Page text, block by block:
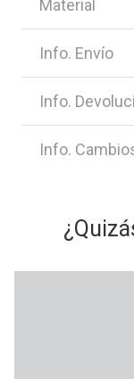
Material
Info. Envío
Info.
Info.